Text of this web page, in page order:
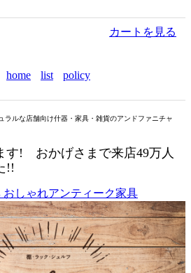
カートを見る
home list policy
ラルな店舗向け什器・家具・雑貨のアンドファニチャ
す! おかげさまで来店49万人
!!